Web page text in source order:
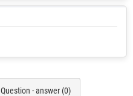
Question - answer (0)